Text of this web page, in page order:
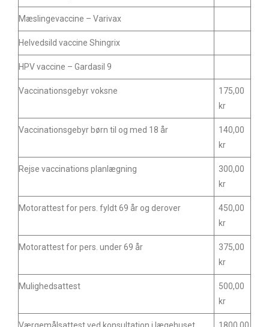
Mæslingevaccine – Varivax
Helvedsild vaccine Shingrix
HPV vaccine – Gardasil 9
Vaccinationsgebyr voksne
175,00
kr
Vaccinationsgebyr børn til og med 18 år
140,00
kr
Rejse vaccinations planlægning
300,00
kr
Motorattest for pers. fyldt 69 år og derover
450,00
kr
Motorattest for pers. under 69 år
375,00
kr
Mulighedsattest
500,00
kr